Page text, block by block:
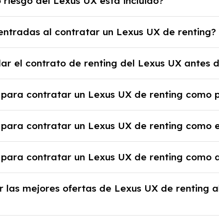
previamente acordado.
cuotas mensuales.al contratar un Lexus UX de renting?
el proveedor debido al resultado del estudio de
el contrato de renting del Lexus UX antes
revisar las condiciones del contrato y hablar
para contratar un Lexus UX de renting como
contratar un Lexus UX de renting como
y un pago inicial.
para contratar un Lexus UX de renting como
y un pago inicial.
las mejores ofertas de Lexus UX de renting